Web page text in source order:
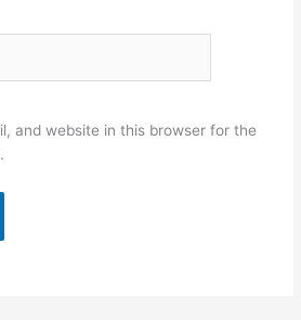
and website in this browser for the